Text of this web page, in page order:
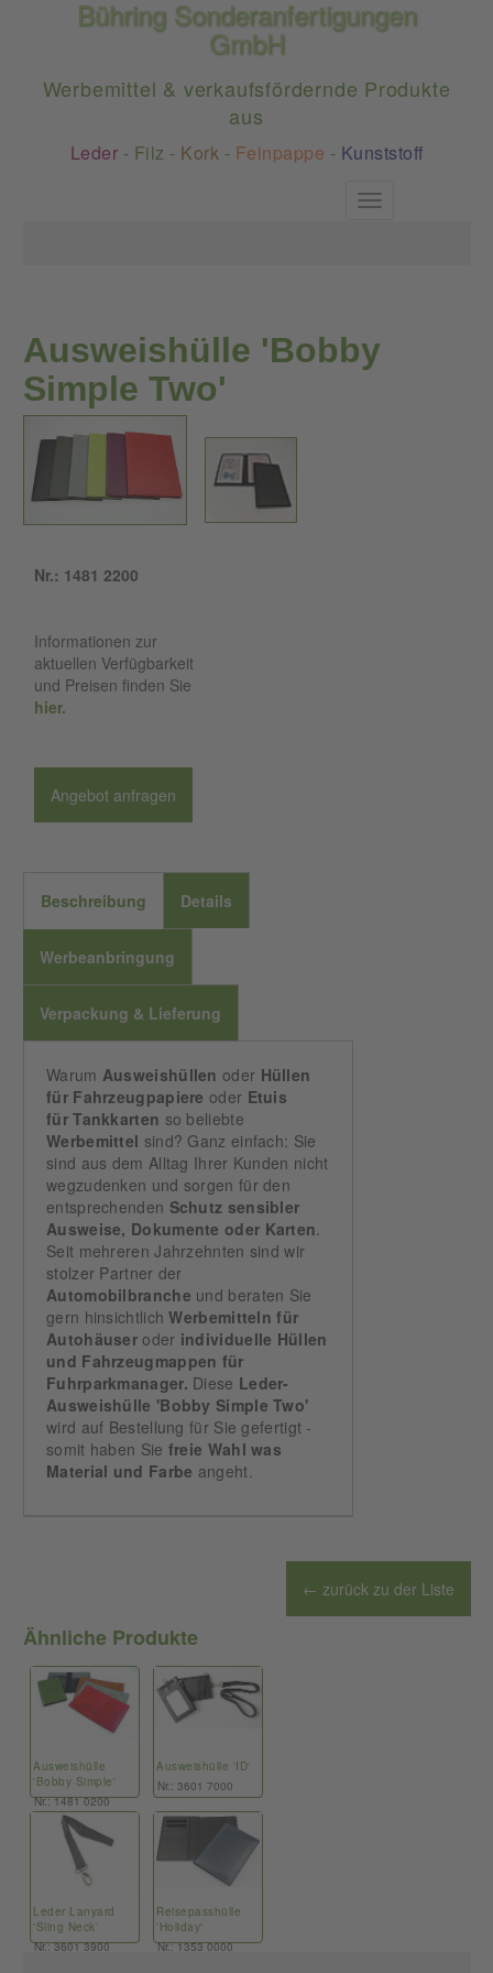
Bühring Sonderanfertigungen
GmbH
Werbemittel & verkaufsfördernde Produkte
aus
Leder - Filz - Kork - Feinpappe - Kunststoff
Toggle
Ausweishülle 'Bobby
Simple Two'
Nr.: 1481 2200
Informationen zur
aktuellen Verfügbarkeit
und Preisen finden Sie
hier.
Angebot anfragen
Beschreibung Details
Werbeanbringung
Verpackung & Lieferung
Warum Ausweishüllenoder Hüllen
für Fahrzeugpapiere oder Etuis
für Tankkarten so beliebte
Werbemittel sind? Ganz einfach: Sie
sind aus dem Alltag Ihrer Kunden nicht
wegzudenken und sorgen für den
entsprechenden Schutz sensibler
Ausweise, Dokumente oder Karten.
Seit mehreren Jahrzehnten sind wir
stolzer Partner der
Automobilbranche und beraten Sie
gern hinsichtlichWerbemitteln für
Autohäuseroder individuelle Hüllen
und Fahrzeugmappen für
Fuhrparkmanager. Diese Leder-
Ausweishülle 'Bobby Simple Two'
wird auf Bestellung für Sie gefertigt -
somit haben Sie freie Wahl was
Material und Farbe angeht.
← zurück zu der Liste
Ähnliche Produkte
Ausweishülle
'Bobby Simple'
Nr.: 1481 0200
Ausweishülle 'ID'
Nr.: 3601 7000
Leder Lanyard
'Sling Neck'
Nr.: 3601 3900
Reisepasshülle
'Holiday'
Nr.: 1353 0000